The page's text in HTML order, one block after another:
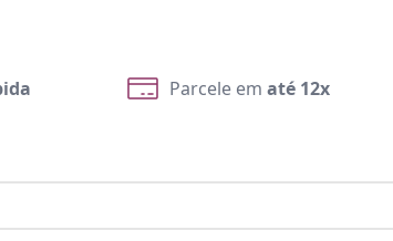
Parcele em até 12x